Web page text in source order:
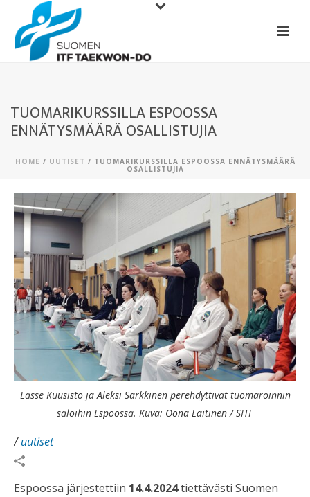
TUOMARIKURSSILLA ESPOOSSA
ENNÄTYSMÄÄRÄ OSALLISTUJIA
HOME / UUTISET / TUOMARIKURSSILLA ESPOOSSA ENNÄTYSMÄÄRÄ
OSALLISTUJIA
Lasse Kuusisto ja Aleksi Sarkkinen perehdyttivät tuomaroinnin
saloihin Espoossa. Kuva: Oona Laitinen / SITF
/uutiset
Espoossa järjestettiin 14.4.2024tiettävästi Suomen